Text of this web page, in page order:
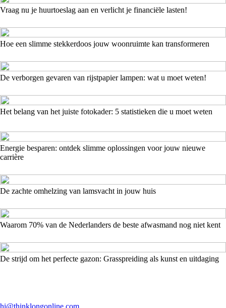
Vraag nu je huurtoeslag aan en verlicht je financiële lasten!
Hoe een slimme stekkerdoos jouw woonruimte kan transformeren
De verborgen gevaren van rijstpapier lampen: wat u moet weten!
Het belang van het juiste fotokader: 5 statistieken die u moet weten
Energie besparen: ontdek slimme oplossingen voor jouw nieuwe
carrière
De zachte omhelzing van lamsvacht in jouw huis
Waarom 70% van de Nederlanders de beste afwasmand nog niet kent
De strijd om het perfecte gazon: Grasspreiding als kunst en uitdaging
hi@thinklongonline.com